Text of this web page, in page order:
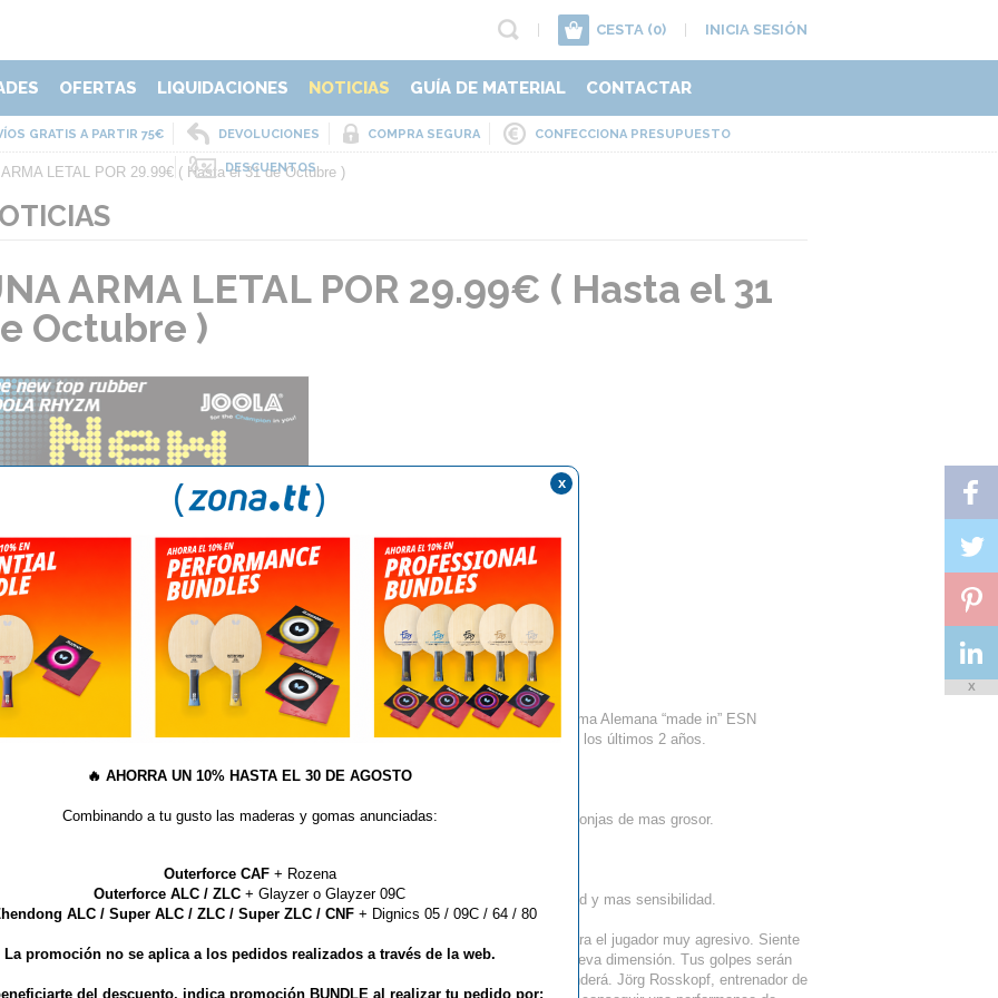
CESTA (0) INICIA SESIÓN
OFERTAS LIQUIDACIONES NOTICIAS GUÍA DE MATERIAL CONTACTAR
GRATIS A PARTIR 75€ DEVOLUCIONES COMPRA SEGURA CONFECCIONA PRESUPUESTO
DESCUENTOS
ARMA LETAL POR 29.99€ ( Hasta el 31 de Octubre )
ARMA LETAL POR 29.99€ ( Hasta el 31
Octubre )
lo creemos y así lo decimos: La RHYZM es una ARMA LETAL!!
precio de salida/recomendado es de 39.90€, entre 5/10€ mas económica que cualquier goma Alemana “made in” ESN
en Alemania y de igual o mejores características que las gomas mas novedosas de los últimos 2 años.
por 29.99€ hasta el 31 de Octubre!
Nueva estructura molecular, efecto catapulta, mas ligeras y se pueden usar con esponjas de mas grosor.
Incorpora tensión en esponja y superficie. Mas elasticidad, mas efecto, mas velocidad y mas sensibilidad.
nueva estrella en el firmamento del tenis de mesa de ataque. Pensada especialmente para el jugador muy agresivo. Siente
el poder de su esponja de 48º para presionar al contrario. El Top Spin tiene ahora una nueva dimensión. Tus golpes serán
tanto cerca, como lejos de la mesa. El ratio efecto/velocidad/control te sorprenderá. Jörg Rosskopf, entrenador de
🔥 AHORRA UN 10% HASTA EL 30 DE AGOSTO
Combinando a tu gusto las maderas y gomas anunciadas:
Outerforce CAF+ Rozena
Outerforce ALC / ZLC + Glayzer o Glayzer 09C
ALC / Super ALC / ZLC / Super ZLC / CNF + Dignics 05 / 09C / 64 / 80
La promoción no se aplica a los pedidos realizados a través de la web.
del descuento, indica promoción BUNDLE al realizar tu pedido por:
x
X